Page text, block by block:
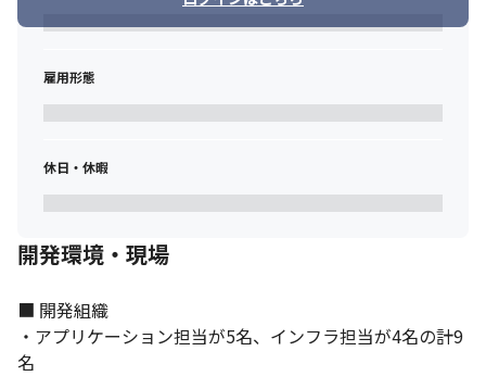
雇用形態
休日・休暇
開発環境・現場
■ 開発組織
・アプリケーション担当が5名、インフラ担当が4名の計9
名